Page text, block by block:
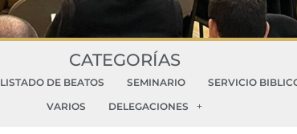
CATEGORÍAS
LISTADO DE BEATOS SEMINARIO SERVICIO
VARIOS
DELEGACIONES